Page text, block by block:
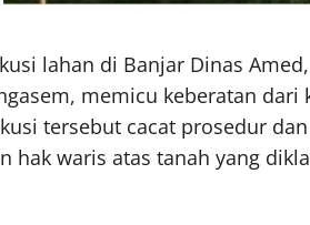
lahan di Banjar Dinas
memicu keberatan dari
tersebut cacat prosedur
hak waris atas tanah yang